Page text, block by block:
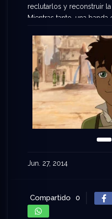
reclutarlos y reconstruir la
Mientras tanto, una
Jun. 27, 2014
Compartido 0